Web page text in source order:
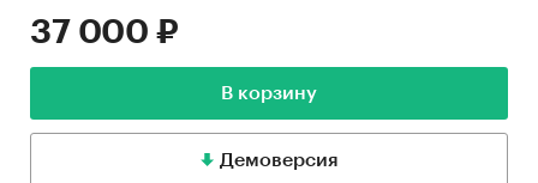
37 000 ₽
В корзину
Демоверсия